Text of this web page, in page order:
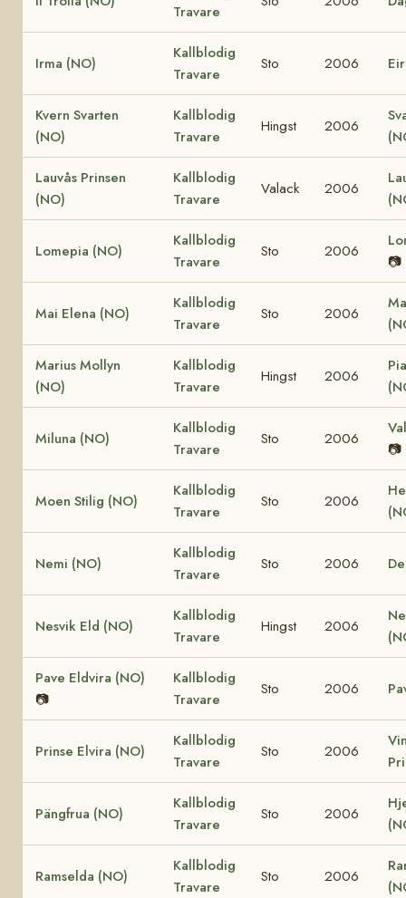
Travare
Irma (NO)
Kallblodig
Travare
Sto 2006
Kvern Svarten
(NO)
Kallblodig
Travare
Hingst 2006
Lauvås Prinsen
(NO)
Kallblodig
Travare
Valack 2006
Lomepia (NO)
Kallblodig
Travare
Sto 2006
📷
Mai Elena (NO)
Kallblodig
Travare
Sto 2006
Marius Mollyn
(NO)
Kallblodig
Travare
Hingst 2006
Miluna (NO)
Kallblodig
Travare
Sto 2006
📷
Moen Stilig (NO)
Kallblodig
Travare
Sto 2006
Nemi (NO)
Kallblodig
Travare
Sto 2006
Nesvik Eld (NO)
Kallblodig
Travare
Hingst 2006
Pave Eldvira (NO)
📷
Kallblodig
Travare
Sto 2006
Prinse Elvira (NO)
Kallblodig
Travare
Sto 2006
Pängfrua (NO)
Kallblodig
Travare
Sto 2006
Ramselda (NO)
Kallblodig
Travare
Sto 2006